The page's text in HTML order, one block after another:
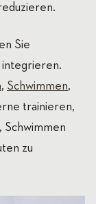
Sie
, Schwimmen,
trainieren,
, Schwimmen
zu